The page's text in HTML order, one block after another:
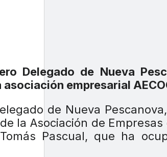
Delegado de Nueva
empresarial
de Nueva Pescanova,
la Asociación de Empresas
Pascual, que ha